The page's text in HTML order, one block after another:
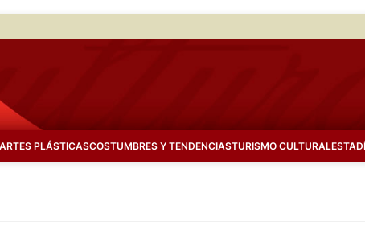
PLÁSTICASCOSTUMBRES Y TENDENCIASTURISMO CULTURAL